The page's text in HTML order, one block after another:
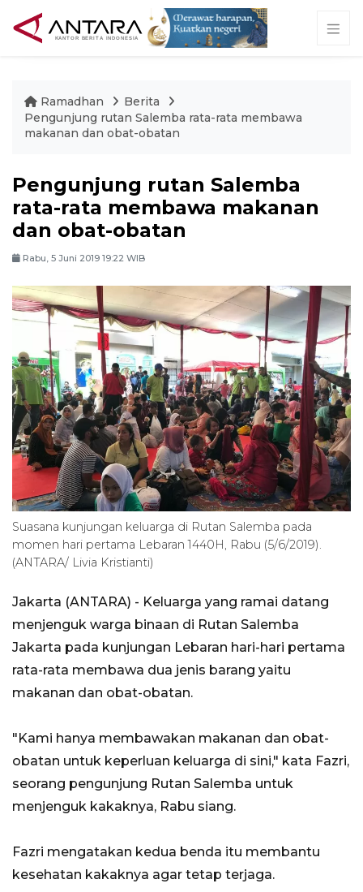
Ramadhan
Berita
Pengunjung rutan Salemba rata-rata membawa
makanan dan obat-obatan
Pengunjung rutan Salemba
rata-rata membawa makanan
dan obat-obatan
Rabu, 5 Juni 2019 19:22 WIB
Suasana kunjungan keluarga di Rutan Salemba pada
momen hari pertama Lebaran 1440H, Rabu (5/6/2019).
(ANTARA/ Livia Kristianti)
Jakarta (ANTARA) - Keluarga yang ramai datang
menjenguk warga binaan di Rutan Salemba
Jakarta pada kunjungan Lebaran hari-hari pertama
rata-rata membawa dua jenis barang yaitu
makanan dan obat-obatan.
"Kami hanya membawakan makanan dan obat-
obatan untuk keperluan keluarga di sini," kata Fazri,
seorang pengunjung Rutan Salemba untuk
menjenguk kakaknya, Rabu siang.
Fazri mengatakan kedua benda itu membantu
kesehatan kakaknya agar tetap terjaga.